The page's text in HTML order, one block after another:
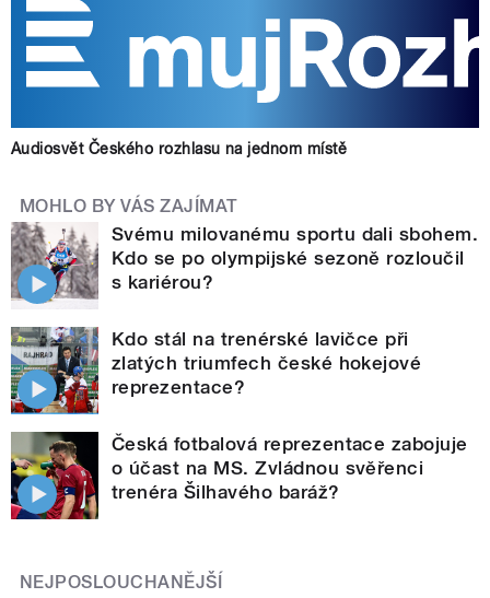
Audiosvět Českého rozhlasu na jednom místě
MOHLO BY VÁS ZAJÍMAT
Svému milovanému sportu dali sbohem.
Kdo se po olympijské sezoně rozloučil
s kariérou?
Kdo stál na trenérské lavičce při
zlatých triumfech české hokejové
reprezentace?
Česká fotbalová reprezentace zabojuje
o účast na MS. Zvládnou svěřenci
trenéra Šilhavého baráž?
NEJPOSLOUCHANĚJŠÍ